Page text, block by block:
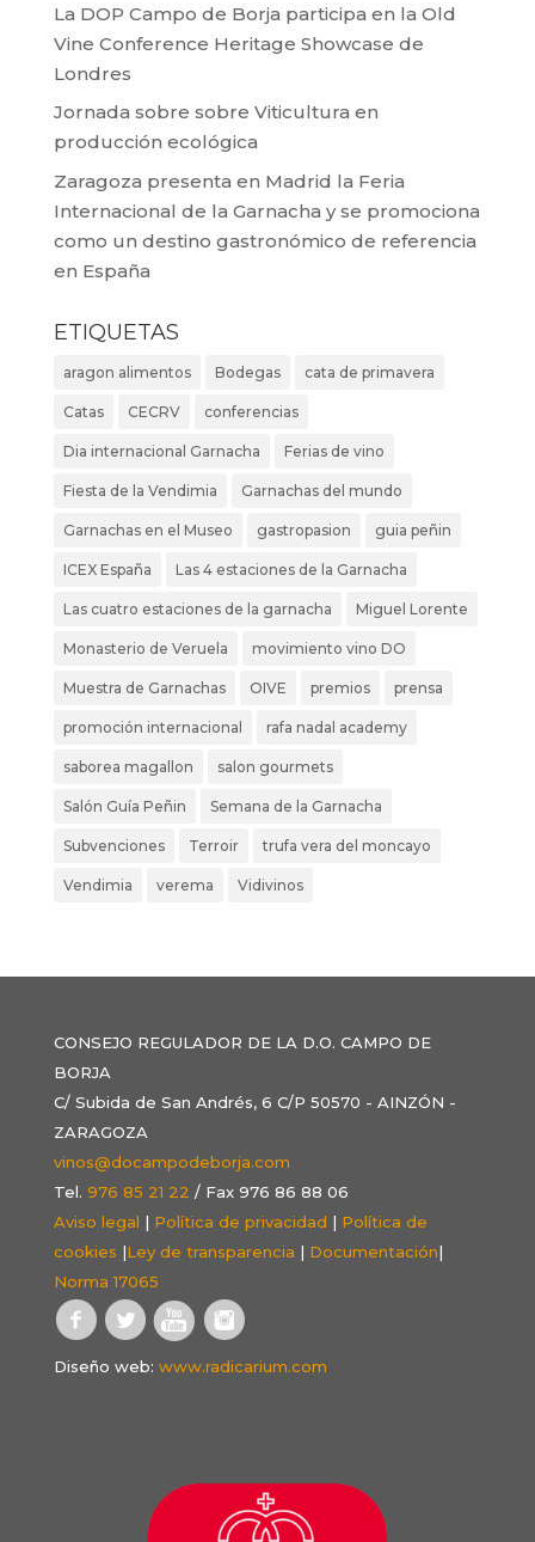
La DOP Campo de Borja participa en la Old
Vine Conference Heritage Showcase de
Londres
Jornada sobre sobre Viticultura en
producción ecológica
Zaragoza presenta en Madrid la Feria
Internacional de la Garnacha y se promociona
como un destino gastronómico de referencia
en España
ETIQUETAS
aragon alimentos Bodegas cata de primavera
Catas CECRV conferencias
Dia internacional Garnacha Ferias de vino
Fiesta de la Vendimia Garnachas del mundo
Garnachas en el Museo gastropasion guia peñin
ICEX España Las 4 estaciones de la Garnacha
Las cuatro estaciones de la garnacha Miguel Lorente
Monasterio de Veruela movimiento vino DO
Muestra de Garnachas OIVE premios prensa
promoción internacional rafa nadal academy
saborea magallon salon gourmets
Salón Guía Peñin Semana de la Garnacha
Subvenciones Terroir trufa vera del moncayo
Vendimia verema Vidivinos
CONSEJO REGULADOR DE LA D.O. CAMPO DE
BORJA
C/ Subida de San Andrés, 6 C/P 50570 - AINZÓN -
ZARAGOZA
vinos@docampodeborja.com
Tel. 976 85 21 22 / Fax 976 86 88 06
Aviso legal | Política de privacidad | Política de
cookies |Ley de transparencia | Documentación|
Norma 17065
Diseño web: www.radicarium.com